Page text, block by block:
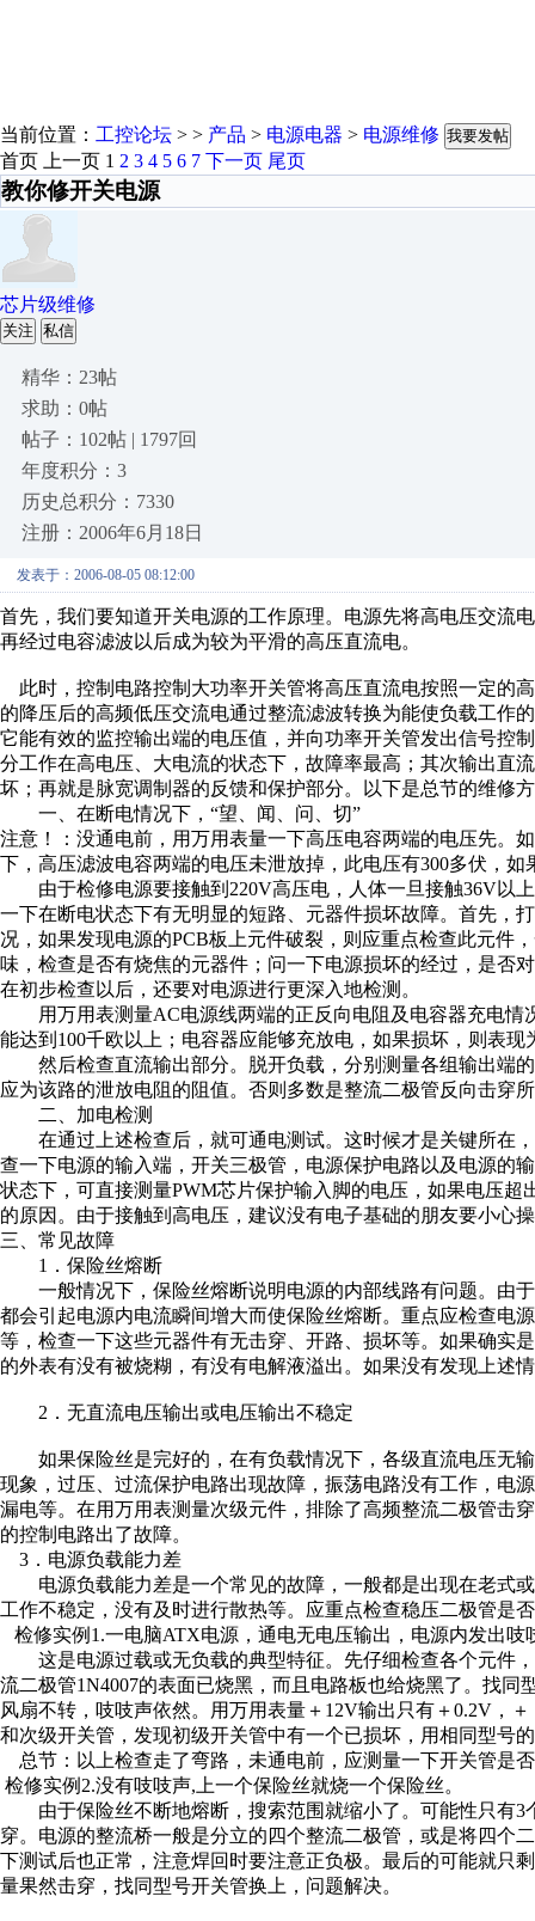
当前位置： 工控论坛 > > 产品 > 电源电器 > 电源维修 我要发帖
首页 上一页 1 2 3 4 5 6 7 下一页 尾页
教你修开关电源
芯片级维修
关注 私信
精华：23帖
求助：0帖
帖子：102帖 | 1797回
年度积分：3
历史总积分：7330
注册：2006年6月18日
发表于：2006-08-05 08:12:00
首先，我们要知道开关电源的工作原理。电源先将高电压交流
再经过电容滤波以后成为较为平滑的高压直流电。
此时，控制电路控制大功率开关管将高压直流电按照一定的
的降压后的高频低压交流电通过整流滤波转换为能使负载工作
它能有效的监控输出端的电压值，并向功率开关管发出信号控
分工作在高电压、大电流的状态下，故障率最高；其次输出直
坏；再就是脉宽调制器的反馈和保护部分。以下是总节的维修
一、在断电情况下，“望、闻、问、切”
注意！：没通电前，用万用表量一下高压电容两端的电压先。
下，高压滤波电容两端的电压未泄放掉，此电压有300多伏，
由于检修电源要接触到220V高压电，人体一旦接触36V以
一下在断电状态下有无明显的短路、元器件损坏故障。首先，
况，如果发现电源的PCB板上元件破裂，则应重点检查此元件
味，检查是否有烧焦的元器件；问一下电源损坏的经过，是否
在初步检查以后，还要对电源进行更深入地检测。
用万用表测量AC电源线两端的正反向电阻及电容器充电情
能达到100千欧以上；电容器应能够充放电，如果损坏，则表
然后检查直流输出部分。脱开负载，分别测量各组输出端
应为该路的泄放电阻的阻值。否则多数是整流二极管反向击穿
二、加电检测
在通过上述检查后，就可通电测试。这时候才是关键所在
查一下电源的输入端，开关三极管，电源保护电路以及电源的
状态下，可直接测量PWM芯片保护输入脚的电压，如果电压
的原因。由于接触到高电压，建议没有电子基础的朋友要小心
三、常见故障
1．保险丝熔断
一般情况下，保险丝熔断说明电源的内部线路有问题。由
都会引起电源内电流瞬间增大而使保险丝熔断。重点应检查电
等，检查一下这些元器件有无击穿、开路、损坏等。如果确实
的外表有没有被烧糊，有没有电解液溢出。如果没有发现上述
2．无直流电压输出或电压输出不稳定
如果保险丝是完好的，在有负载情况下，各级直流电压无
现象，过压、过流保护电路出现故障，振荡电路没有工作，电
漏电等。在用万用表测量次级元件，排除了高频整流二极管击
的控制电路出了故障。
3．电源负载能力差
电源负载能力差是一个常见的故障，一般都是出现在老式
工作不稳定，没有及时进行散热等。应重点检查稳压二极管是
检修实例1.一电脑ATX电源，通电无电压输出，电源内发出吱
这是电源过载或无负载的典型特征。先仔细检查各个元件
流二极管1N4007的表面已烧黑，而且电路板也给烧黑了。找
风扇不转，吱吱声依然。用万用表量＋12V输出只有＋0.2V，
和次级开关管，发现初级开关管中有一个已损坏，用相同型号
总节：以上检查走了弯路，未通电前，应测量一下开关管是
检修实例2.没有吱吱声,上一个保险丝就烧一个保险丝。
由于保险丝不断地熔断，搜索范围就缩小了。可能性只有3
穿。电源的整流桥一般是分立的四个整流二极管，或是将四个
下测试后也正常，注意焊回时要注意正负极。最后的可能就只
量果然击穿，找同型号开关管换上，问题解决。